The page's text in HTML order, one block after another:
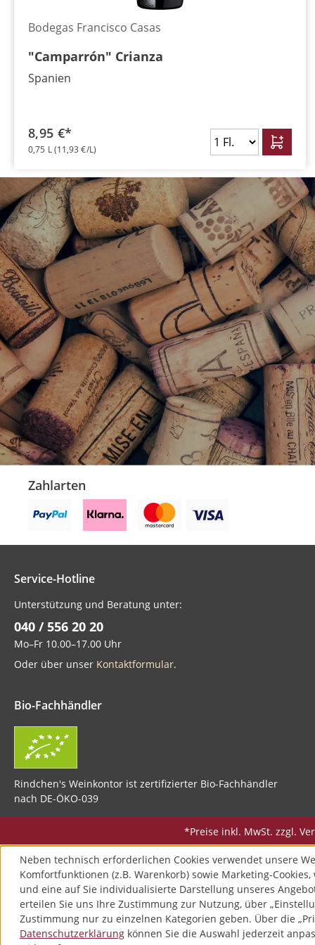
Bodegas Francisco Casas
"Camparrón" Crianza
Spanien
8,95 €*
0,75 L(11,93 €/L)
Zahlarten
Service-Hotline
Unterstützung und Beratung unter:
040 / 556 20 20
Mo–Fr 10.00–17.00 Uhr
Oder über unser Kontaktformular.
Bio-Fachhändler
Rindchen's Weinkontor ist zertifizierter Bio-Fachhändler
nach DE-ÖKO-039
*Preise inkl. MwSt. zzgl.
Neben technisch erforderlichen Cookies verwendet unsere
Komfortfunktionen (z.B. Warenkorb) sowie Marketing-
und eine auf Sie individualisierte Darstellung unseres
erteilen Sie uns Ihre Zustimmung zur Nutzung, über
Zustimmung nur zu einzelnen Kategorien geben. Über die
Datenschutzerklärung können Sie die Auswahl jederzeit